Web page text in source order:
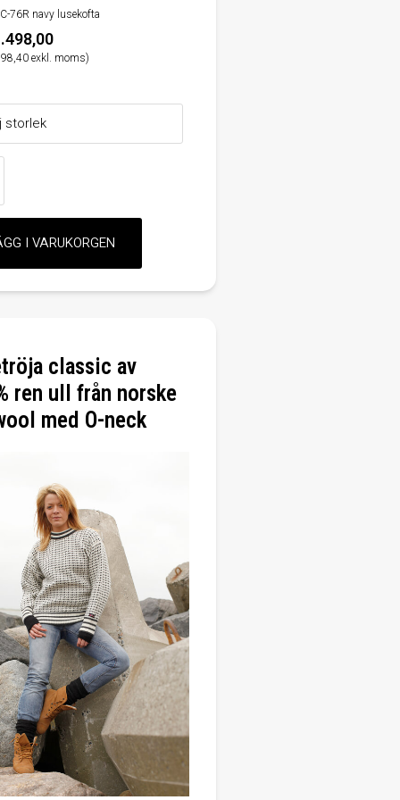
76R navy lusekofta
exkl. moms)
classic av
ren ull från norske
med O-neck